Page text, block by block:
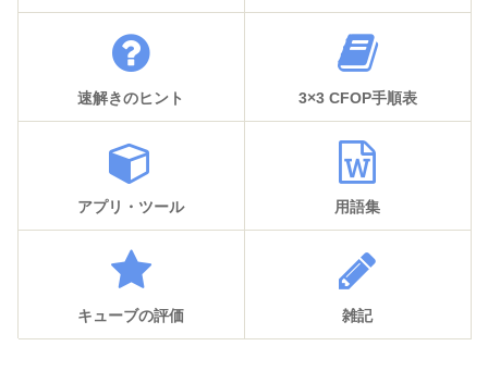
速解きのヒント 3×3 CFOP手順表
アプリ・ツール 用語集
キューブの評価 雑記